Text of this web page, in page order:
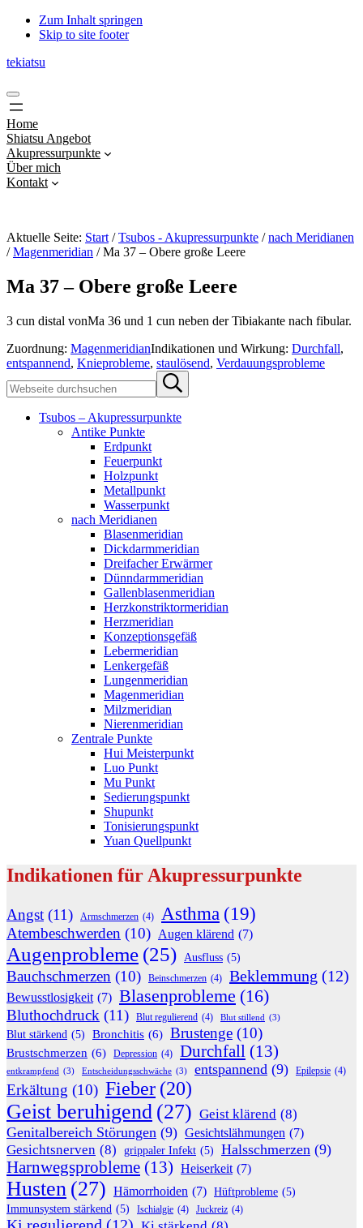
Zum Inhalt springen
Skip to site footer
tekiatsu
Shiatsu
bringt
Energie
in
Fluss...
Menu
Home
Shiatsu Angebot
Akupressurpunkte
Über mich
Kontakt
Aktuelle Seite: Start / Tsubos - Akupressurpunkte / nach Meridianen
/ Magenmeridian /Ma 37 – Obere große Leere
Ma 37 – Obere große Leere
3 cun distal vonMa 36 und 1 cun neben der Tibiakante nach fibular.
Zuordnung: MagenmeridianIndikationen und Wirkung: Durchfall,
entspannend, Knieprobleme, staulösend, Verdauungsprobleme
Sidebar
durchsuchen
Submit
search
Tsubos – Akupressurpunkte
Antike Punkte
Erdpunkt
Feuerpunkt
Holzpunkt
Metallpunkt
Wasserpunkt
nach Meridianen
Blasenmeridian
Dickdarmmeridian
Dreifacher Erwärmer
Dünndarmmeridian
Gallenblasenmeridian
Herzkonstriktormeridian
Herzmeridian
Konzeptionsgefäß
Lebermeridian
Lenkergefäß
Lungenmeridian
Magenmeridian
Milzmeridian
Nierenmeridian
Zentrale Punkte
Hui Meisterpunkt
Luo Punkt
Mu Punkt
Sedierungspunkt
Shupunkt
Tonisierungspunkt
Yuan Quellpunkt
Indikationen für Akupressurpunkte
Angst (11) Armschmerzen (4) Asthma (19)
Atembeschwerden (10) Augen klärend (7)
Augenprobleme (25) Ausfluss (5)
Bauchschmerzen (10) Beinschmerzen (4) Beklemmung (12)
Bewusstlosigkeit (7) Blasenprobleme (16)
Bluthochdruck (11) Blut regulierend (4) Blut stillend (3)
Blut stärkend (5) Bronchitis (6) Brustenge (10)
Brustschmerzen (6) Depression (4) Durchfall (13)
entkrampfend (3) Entscheidungsschwäche (3) entspannend (9) Epilepsie (4)
Erkältung (10) Fieber (20)
Geist beruhigend (27) Geist klärend (8)
Genitalbereich Störungen (9) Gesichtslähmungen (7)
Gesichtsnerven (8) grippaler Infekt (5) Halsschmerzen (9)
Harnwegsprobleme (13) Heiserkeit (7)
Husten (27) Hämorrhoiden (7) Hüftprobleme (5)
Immunsystem stärkend (5) Ischialgie (4) Juckreiz (4)